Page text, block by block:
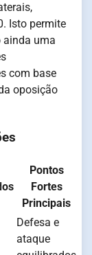
Isto permite
ainda uma
com base
oposição
Pontos
Fortes
Principais
Defesa e
ataque